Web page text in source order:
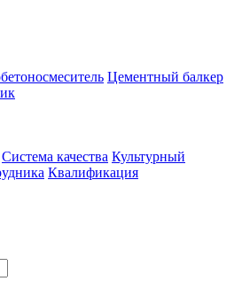
Цементный балкер
Система качества Культурный
Квалификация